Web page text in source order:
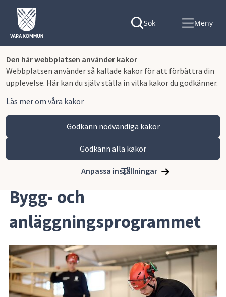
Den här webbplatsen använder kakor
Webbplatsen använder så kallade kakor för att förbättra din
upplevelse. Här kan du själv ställa in vilka kakor du godkänner.
Läs mer om våra kakor
Godkänn nödvändiga kakor
Godkänn alla kakor
Anpassa inställningar
Sök Meny
Lagmansgymnasiet
Våra program
Bygg- och anläggningsprogrammet
Bygg- och
anläggningsprogrammet